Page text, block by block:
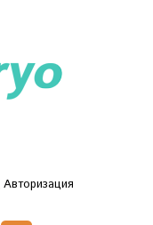
Авторизация